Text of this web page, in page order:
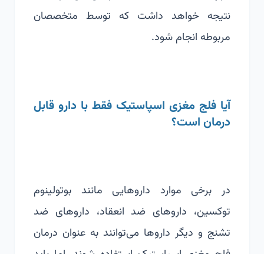
نتیجه خواهد داشت که توسط متخصصان
مربوطه انجام شود.
آیا فلج مغزی اسپاستیک فقط با دارو قابل
درمان است؟
در برخی موارد داروهایی مانند بوتولینوم
توکسین، داروهای ضد انعقاد، داروهای ضد
تشنج و دیگر داروها می‌توانند به عنوان درمان